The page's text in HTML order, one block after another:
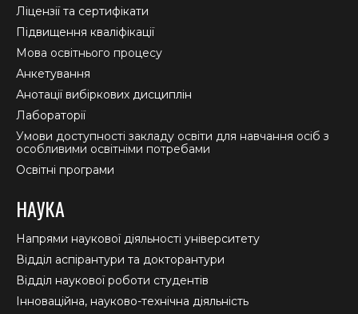
windowwindowwindow
Ліцензії та сертифікати
Підвищення кваліфікації
Мова освітнього процесу
Анкетування
Анотації вибіркових дисциплін
Лабораторії
Умови доступності закладу освіти для навчання осіб з
особливими освітніми потребами
Освітні програми
НАУКА
Напрями наукової діяльності університету
Відділ аспірантури та докторантури
Відділ наукової роботи студентів
Інноваційна, науково-технічна діяльність